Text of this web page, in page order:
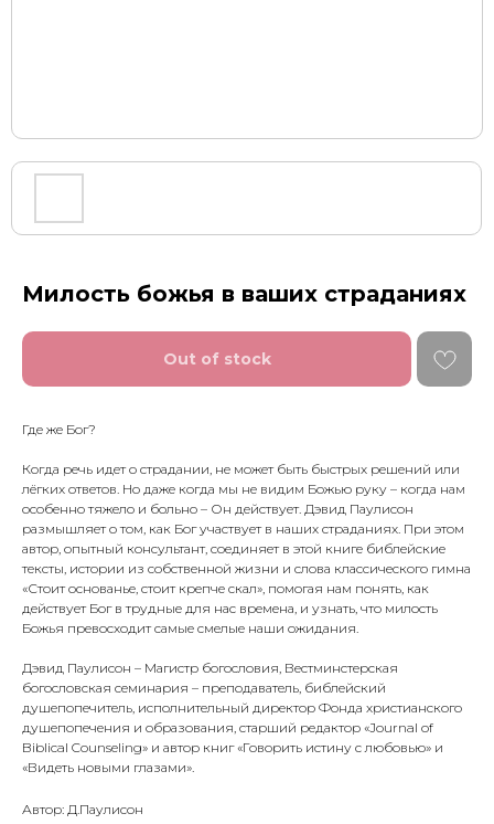
Милость божья в ваших страданиях
Out of stock
Где же Бог?
Когда речь идет о страдании, не может быть быстрых решений или
лёгких ответов. Но даже когда мы не видим Божью руку – когда нам
особенно тяжело и больно – Он действует. Дэвид Паулисон
размышляет о том, как Бог участвует в наших страданиях. При этом
автор, опытный консультант, соединяет в этой книге библейские
тексты, истории из собственной жизни и слова классического гимна
«Стоит основанье, стоит крепче скал», помогая нам понять, как
действует Бог в трудные для нас времена, и узнать, что милость
Божья превосходит самые смелые наши ожидания.
Дэвид Паулисон – Магистр богословия, Вестминстерская
богословская семинария – преподаватель, библейский
душепопечитель, исполнительный директор Фонда христианского
душепопечения и образования, старший редактор «Journal of
Biblical Counseling» и автор книг «Говорить истину с любовью» и
«Видеть новыми глазами».
Автор: Д.Паулисон